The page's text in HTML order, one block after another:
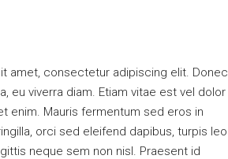
amet, consectetur adipiscing elit. Donec
eu viverra diam. Etiam vitae est vel dolor
enim. Mauris fermentum sed eros in
orci sed eleifend dapibus, turpis leo
neque sem non nisl. Praesent id